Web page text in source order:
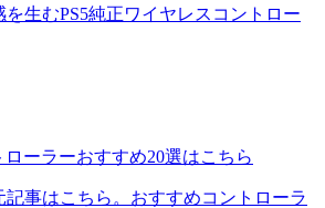
を生むPS5純正ワイヤレスコントロー
ローラーおすすめ20選はこちら
記事はこちら。おすすめコントローラ